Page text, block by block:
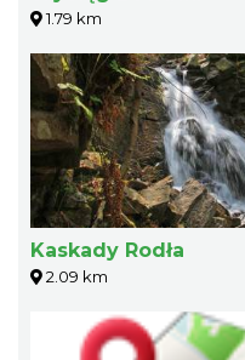
1.79 km
Kaskady Rodła
2.09 km